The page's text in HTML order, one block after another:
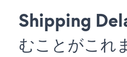
Shipping
むことがこれ